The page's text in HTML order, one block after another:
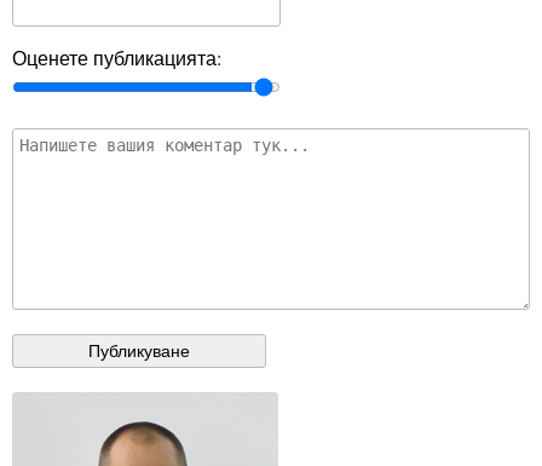
Оценете публикацията: